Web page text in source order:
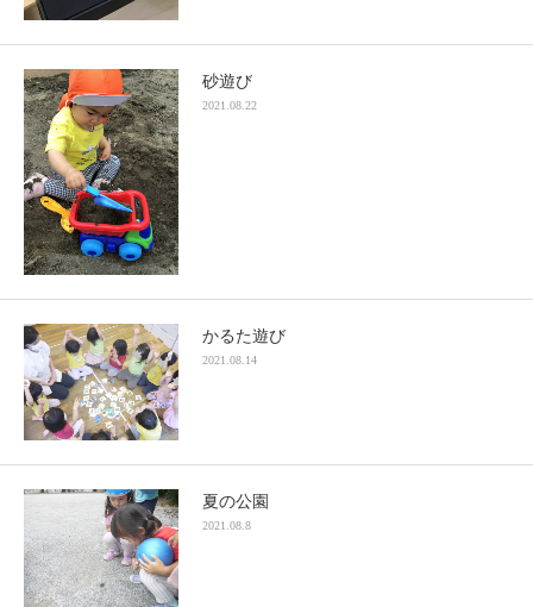
砂遊び
2021.08.22
かるた遊び
2021.08.14
夏の公園
2021.08.8